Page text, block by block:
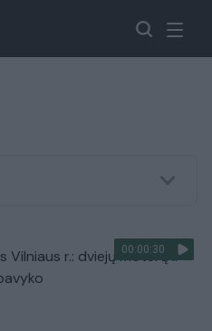
00:00:30
Vilniaus r.: dviejų moterų ir